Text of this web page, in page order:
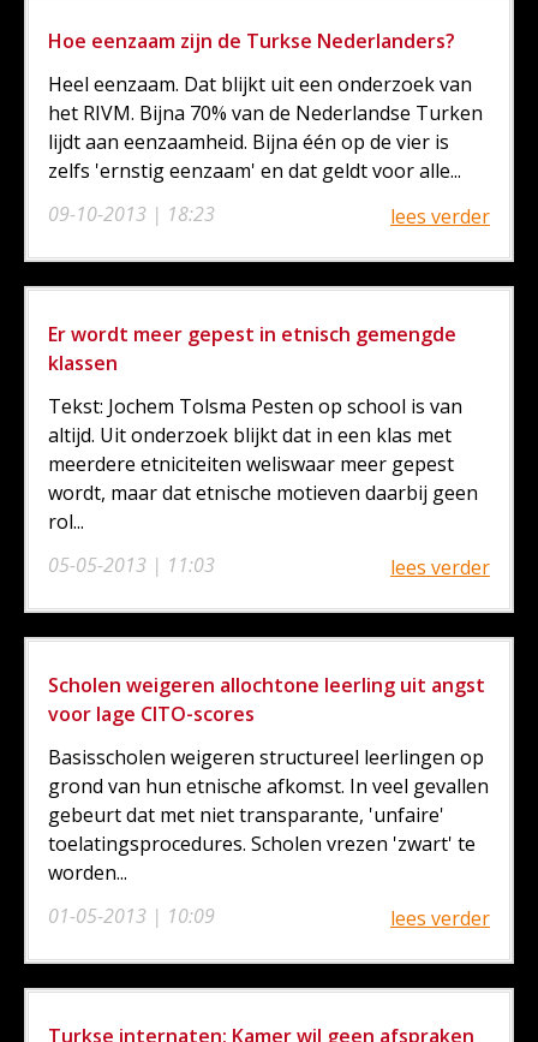
Hoe eenzaam zijn de Turkse Nederlanders?
09-10-2013 | 18:23
Heel eenzaam. Dat blijkt uit een onderzoek van
het RIVM. Bijna 70% van de Nederlandse Turken
lijdt aan eenzaamheid. Bijna één op de vier is
zelfs 'ernstig eenzaam' en dat geldt voor alle...
lees verder
Er wordt meer gepest in etnisch gemengde
klassen
05-05-2013 | 11:03
Tekst: Jochem Tolsma Pesten op school is van
altijd. Uit onderzoek blijkt dat in een klas met
meerdere etniciteiten weliswaar meer gepest
wordt, maar dat etnische motieven daarbij geen
rol...
lees verder
Scholen weigeren allochtone leerling uit angst
voor lage CITO-scores
01-05-2013 | 10:09
Basisscholen weigeren structureel leerlingen op
grond van hun etnische afkomst. In veel gevallen
gebeurt dat met niet transparante, 'unfaire'
toelatingsprocedures. Scholen vrezen 'zwart' te
worden...
lees verder
Turkse internaten: Kamer wil geen afspraken